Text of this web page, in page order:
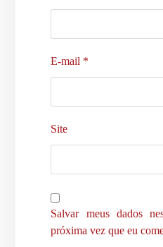
E-mail *
Site
Salvar meus dados
próxima vez que eu